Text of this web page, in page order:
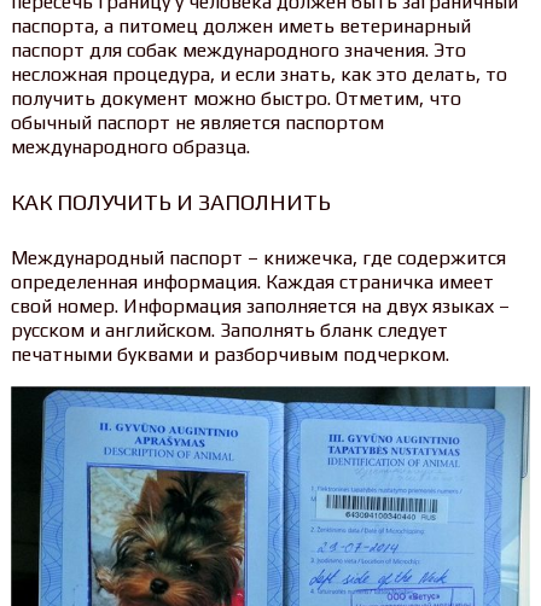
паспорта, а питомец должен иметь ветеринарный
паспорт для собак международного значения. Это
несложная процедура, и если знать, как это делать, то
получить документ можно быстро. Отметим, что
обычный паспорт не является паспортом
международного образца.
КАК ПОЛУЧИТЬ И ЗАПОЛНИТЬ
Международный паспорт – книжечка, где содержится
определенная информация. Каждая страничка имеет
свой номер. Информация заполняется на двух языках –
русском и английском. Заполнять бланк следует
печатными буквами и разборчивым подчерком.